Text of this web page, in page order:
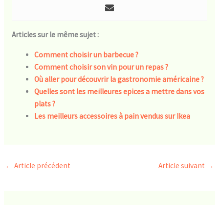
Articles sur le même sujet :
Comment choisir un barbecue ?
Comment choisir son vin pour un repas ?
Où aller pour découvrir la gastronomie américaine ?
Quelles sont les meilleures epices a mettre dans vos
plats ?
Les meilleurs accessoires à pain vendus sur Ikea
← Article précédent Article suivant →